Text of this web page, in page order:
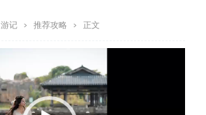
游记 推荐攻略 正文